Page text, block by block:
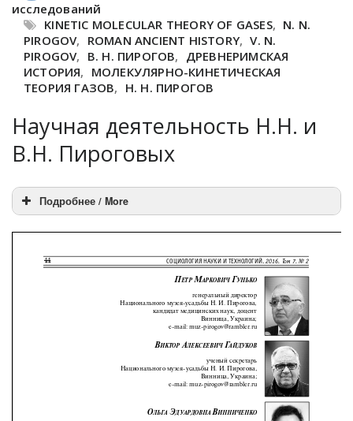
исследований
KINETIC MOLECULAR THEORY OF GASES, N. N.
PIROGOV, ROMAN ANCIENT HISTORY, V. N.
PIROGOV, В. Н. ПИРОГОВ, ДРЕВНЕРИМСКАЯ
ИСТОРИЯ, МОЛЕКУЛЯРНО-КИНЕТИЧЕСКАЯ
ТЕОРИЯ ГАЗОВ, Н. Н. ПИРОГОВ
Научная деятельность Н.Н. и
В.Н. Пироговых
Подробнее / More